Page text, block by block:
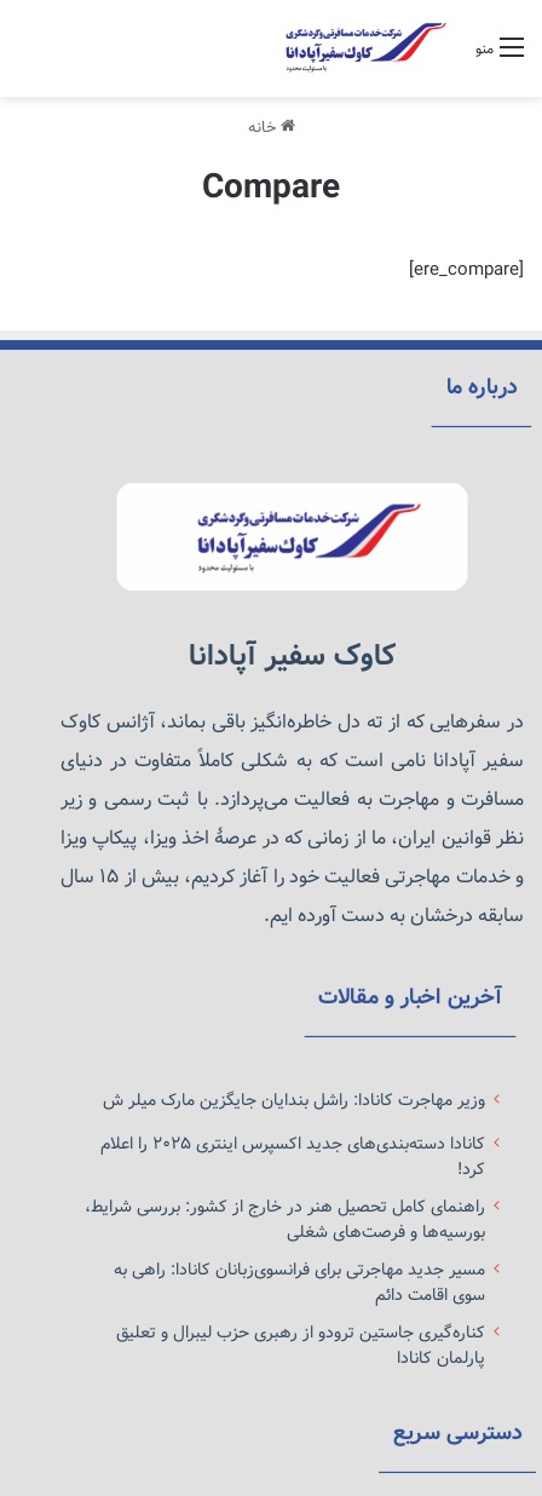
منو
خانه
Compare
[ere_compare]
درباره ما
کاوک سفیر آپادانا
در سفرهایی که از ته دل خاطره‌انگیز باقی بماند، آژانس کاوک
سفیر آپادانا نامی است که به شکلی کاملاً متفاوت در دنیای
مسافرت و مهاجرت به فعالیت می‌پردازد. با ثبت رسمی و زیر
نظر قوانین ایران، ما از زمانی که در عرصهٔ اخذ ویزا، پیکاپ ویزا
و خدمات مهاجرتی فعالیت خود را آغاز کردیم، بیش از ۱۵ سال
سابقه درخشان به دست آورده ایم.
آخرین اخبار و مقالات
وزیر مهاجرت کانادا: راشل بندایان جایگزین مارک میلر ش
کانادا دسته‌بندی‌های جدید اکسپرس اینتری ۲۰۲۵ را اعلام
کرد!
راهنمای کامل تحصیل هنر در خارج از کشور: بررسی شرایط،
بورسیه‌ها و فرصت‌های شغلی
مسیر جدید مهاجرتی برای فرانسوی‌زبانان کانادا: راهی به
سوی اقامت دائم
کناره‌گیری جاستین ترودو از رهبری حزب لیبرال و تعلیق
پارلمان کانادا
دسترسی سریع